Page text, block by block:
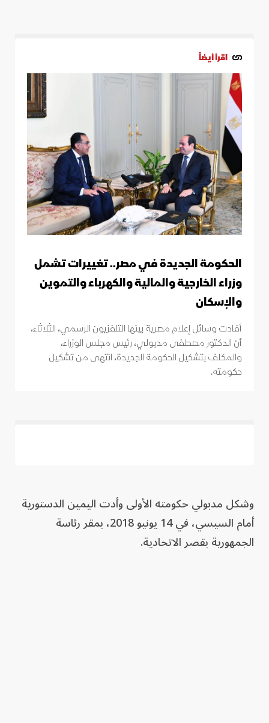
اقرأ أيضاً
الحكومة الجديدة في مصر.. تغييرات تشمل
وزراء الخارجية والمالية والكهرباء والتموين
والإسكان
أفادت وسائل إعلام مصرية بينها التلفزيون الرسمي، الثلاثاء،
أن الدكتور مصطفى مدبولي، رئيس مجلس الوزراء،
والمكلف بتشكيل الحكومة الجديدة، انتهى من تشكيل
حكومته.
وشكل مدبولي حكومته الأولى وأدت الیمین الدستوریة
أمام السیسي، في 14 يونيو 2018، بمقر رئاسة
الجمهورية بقصر الاتحادیة.